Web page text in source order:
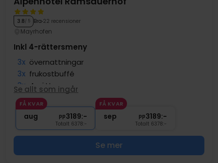
3.8/ 5 Bra 22 recensioner
Mayrhofen
Inkl 4-rättersmeny
3x övernattningar
3x frukostbuffé
3x 4-rättersmeny
∞ Tillgång till pool
∞ Gratis internet och parkering
Se allt som ingår
FÅ KVAR
aug pp3189:-
Totalt 6378:-
FÅ KVAR
sep pp3189:-
Totalt 6378:-
Se mer